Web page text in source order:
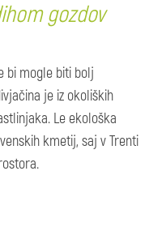
gozdov
bi mogle biti bolj
je iz okoliških
Le ekološka
kmetij, saj v Trenti